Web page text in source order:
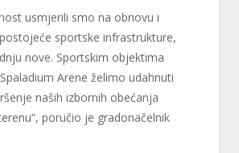
usmjerili smo na obnovu i
sportske infrastrukture,
nove. Sportskim objektima
Arene želimo udahnuti
naših izbornih obećanja
poručio je gradonačelnik